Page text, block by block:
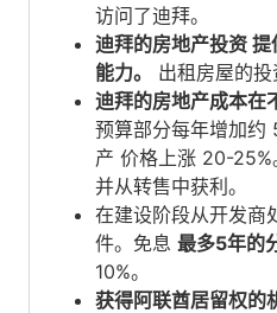
访问了迪拜。
迪拜的房地产投资 提
能力。
出租房屋的
迪拜的房地产成本在
预算部分每年增加约
产 价格上涨 20-25%
并从转售中获利。
在建设阶段从开发商
件。免息 最多5年的
10%。
获得阿联酋居留权的